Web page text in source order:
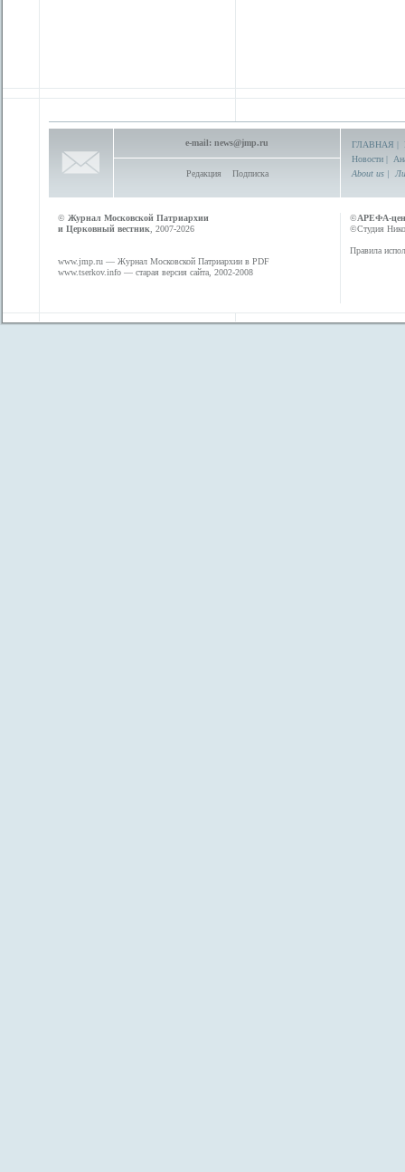
e-mail: news@jmp.ru
Редакция Подписка
ГЛАВНАЯ |
Новости |
About us |
© Журнал Московской Патриархии
и Церковный вестник , 2007-2026
www.jmp.ru — Журнал Московской Патриархии в PDF
www.tserkov.info — старая версия сайта, 2002-2008
©АРЕФА-
©Студия
Правила